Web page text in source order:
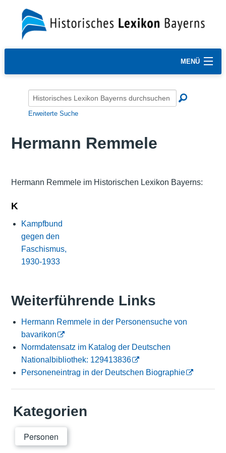
MENÜ
Erweiterte Suche
Hermann Remmele
Hermann Remmele im Historischen Lexikon Bayerns:
K
Kampfbund
gegen den
Faschismus,
1930-1933
Weiterführende Links
Hermann Remmele in der Personensuche von
bavarikon
Normdatensatz im Katalog der Deutschen
Nationalbibliothek: 129413836
Personeneintrag in der Deutschen Biographie
Kategorien
Personen